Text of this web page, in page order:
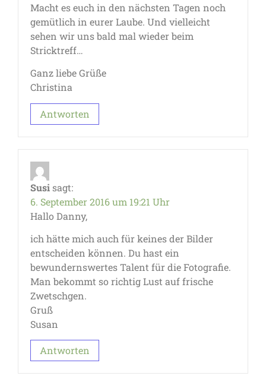
Macht es euch in den nächsten Tagen noch
gemütlich in eurer Laube. Und vielleicht
sehen wir uns bald mal wieder beim
Stricktreff…
Ganz liebe Grüße
Christina
Antworten
Susisagt:
6. September 2016 um 19:21 Uhr
Hallo Danny,
ich hätte mich auch für keines der Bilder
entscheiden können. Du hast ein
bewundernswertes Talent für die Fotografie.
Man bekommt so richtig Lust auf frische
Zwetschgen.
Gruß
Susan
Antworten